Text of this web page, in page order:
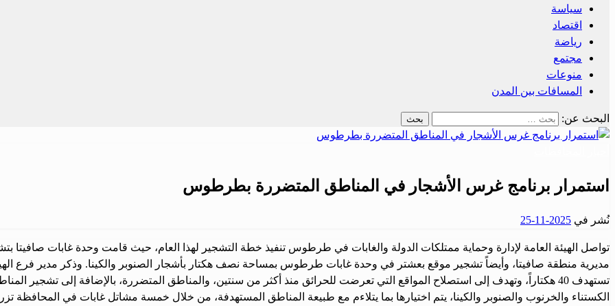
سياسة
اقتصاد
رياضة
مجتمع
منوعات
المسافات بين المدن
البحث عن:
استمرار برنامج غرس الأشجار في المناطق المتضررة بطرطوس
نُشر في 2025-11-25
تواصل الهيئة العامة لإدارة وحماية ممتلكات الدولة والغابات في طرطوس تنفيذ خطة التشجير لهذا العام، حيث قامت وحدة غابات صافيتا
تستهدف 40 هكتاراً، وتهدف إلى استصلاح المواقع التي تعرضت للحرائق منذ أكثر من سنتين، والمناطق المتضررة، بالإضافة إلى تشجير
الكستناء والخرنوب والصنوبر والكينا، يتم اختيارها بما يتلاءم مع طبيعة المناطق المستهدفة، من خلال خمسة مشاتل غابات في المحافظة